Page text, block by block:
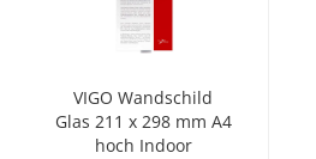
VIGO Wand­schild
Glas 211 x 298 mm A4
hoch In­door